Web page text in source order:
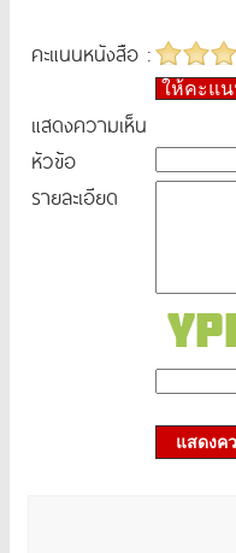
คะแนนหนังสือ :
ให้คะแ
แสดงความเห็น
หัวข้อ
รายละเอียด
แสดงค